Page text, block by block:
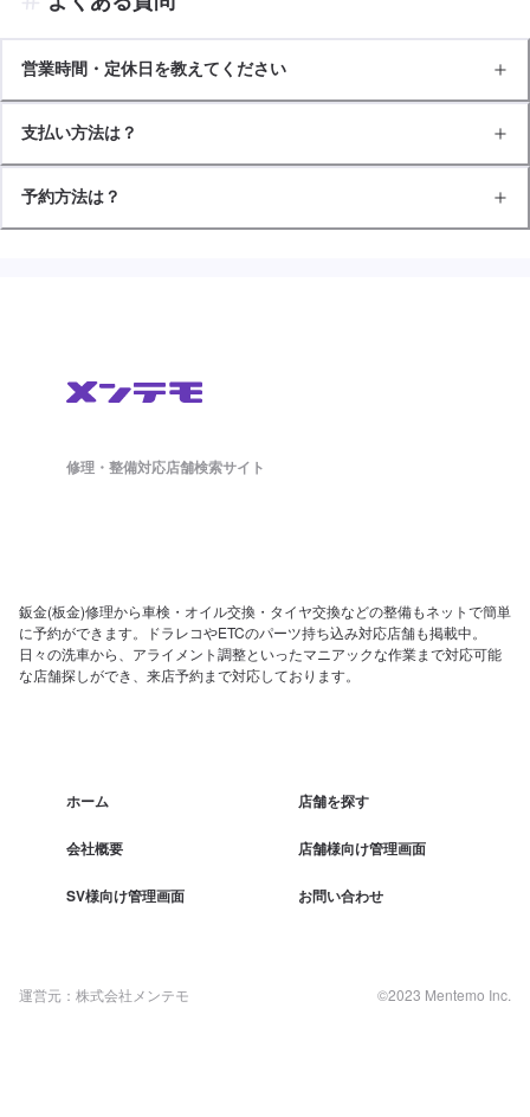
営業時間・定休日を教えてください
支払い方法は？
予約方法は？
修理・整備対応店舗検索サイト
鈑金(板金)修理から車検・オイル交換・タイヤ交換などの整備もネットで簡単
に予約ができます。ドラレコやETCのパーツ持ち込み対応店舗も掲載中。
日々の洗車から、アライメント調整といったマニアックな作業まで対応可能
な店舗探しができ、来店予約まで対応しております。
ホーム 店舗を探す
会社概要 店舗様向け管理画面
SV様向け管理画面 お問い合わせ
運営元：株式会社メンテモ ©2023 Mentemo Inc.